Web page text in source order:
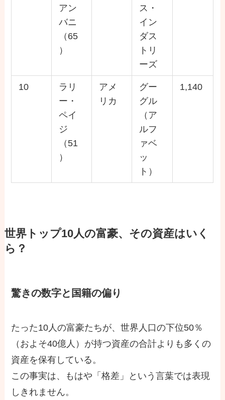
アン
バニ
（65
）
ス・
イン
ダス
トリ
ーズ
10
ラリ
ー・
ペイ
ジ
（51
）
アメ
リカ
グー
グル
（ア
ルフ
ァベ
ッ
ト）
1,140
世界トップ10人の富豪、その資産はいく
ら？
驚きの数字と国籍の偏り
たった10人の富豪たちが、世界人口の下位50％
（およそ40億人）が持つ資産の合計よりも多くの
資産を保有している。
この事実は、もはや「格差」という言葉では表現
しきれません。